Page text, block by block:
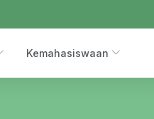
Kemahasiswaan